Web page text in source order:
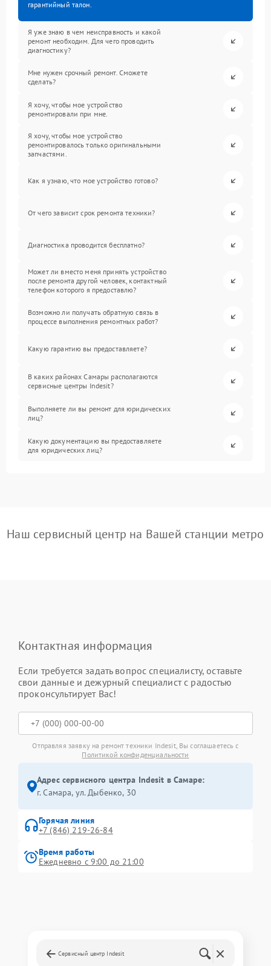
гарантийный талон.
Я уже знаю в чем неисправность и какой
ремонт необходим. Для чего проводить
диагностику?
Мне нужен срочный ремонт. Сможете
сделать?
Я хочу, чтобы мое устройство
ремонтировали при мне.
Я хочу, чтобы мое устройство
ремонтировалось только оригинальными
запчастями.
Как я узнаю, что мое устройство готово?
От чего зависит срок ремонта техники?
Диагностика проводится бесплатно?
Может ли вместо меня принять устройство
после ремонта другой человек, контактный
телефон которого я предоставлю?
Возможно ли получать обратную связь в
процессе выполнения ремонтных работ?
Какую гарантию вы предоставляете?
В каких районах Самары располагаются
сервисные центры Indesit?
Выполняете ли вы ремонт для юридических
лиц?
Какую документацию вы предоставляете
для юридических лиц?
Наш сервисный центр на Вашей станции метро
Контактная информация
Если требуется задать вопрос специалисту, оставьте
свои данные и дежурный специалист с радостью
проконсультирует Вас!
Отправляя заявку на ремонт техники Indesit, Вы соглашаетесь с
Политикой конфиденциальности
Адрес сервисного центра Indesit в Самаре:
г. Самара, ул. Дыбенко, 30
Горячая линия
+7 (846) 219-26-84
Время работы
Ежедневно с 9:00 до 21:00
Сервисный центр Indesit